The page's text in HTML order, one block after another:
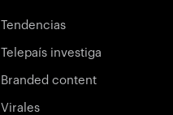
Tendencias
Telepaís investiga
Branded content
Virales